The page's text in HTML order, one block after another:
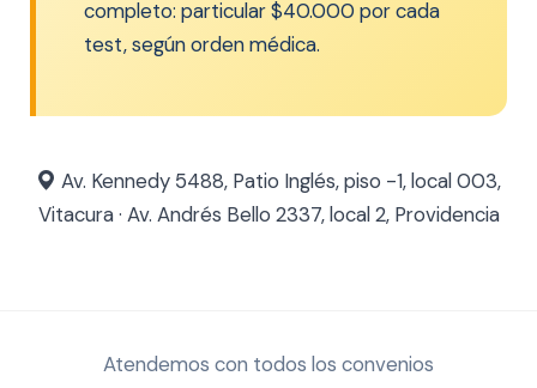
completo: particular $40.000 por cada
test, según orden médica.
Av. Kennedy 5488, Patio Inglés, piso -1, local 003,
Vitacura · Av. Andrés Bello 2337, local 2, Providencia
Atendemos con todos los convenios